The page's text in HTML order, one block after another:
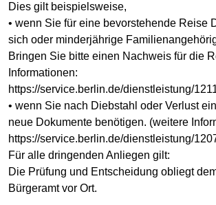
Dies gilt beispielsweise,
• wenn Sie für eine bevorstehende Reise
sich oder minderjährige
Bringen Sie bitte einen Nachweis für die
Informationen:
https://service.berlin.de/dienstleistung/
• wenn Sie nach Diebstahl oder Verlust
neue Dokumente benötigen. (weitere
https://service.berlin.de/dienstleistung/
Für alle dringenden Anliegen gilt:
Die Prüfung und Entscheidung obliegt
Bürgeramt vor Ort.